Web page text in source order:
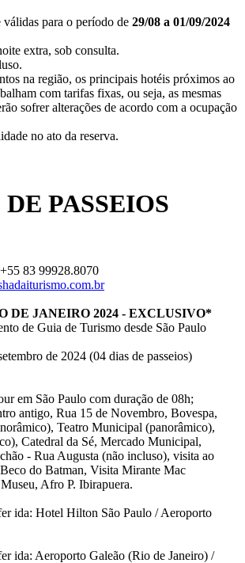
válidas para o período de 29/08 a 01/09/2024
extra, sob consulta.
na região, os principais hotéis próximos ao
com tarifas fixas, ou seja, as mesmas
sofrer alterações de acordo com a ocupação
no ato da reserva.
PASSEIOS
83 99928.8070
DE JANEIRO 2024 - EXCLUSIVO*
de Guia de Turismo desde São Paulo
de 2024 (04 dias de passeios)
em São Paulo com duração de 08h;
antigo, Rua 15 de Novembro, Bovespa,
Teatro Municipal (panorâmico),
Catedral da Sé, Mercado Municipal,
- Rua Augusta (não incluso), visita ao
do Batman, Visita Mirante Mac
Afro P. Ibirapuera.
ida: Hotel Hilton São Paulo / Aeroporto
ida: Aeroporto Galeão (Rio de Janeiro) /